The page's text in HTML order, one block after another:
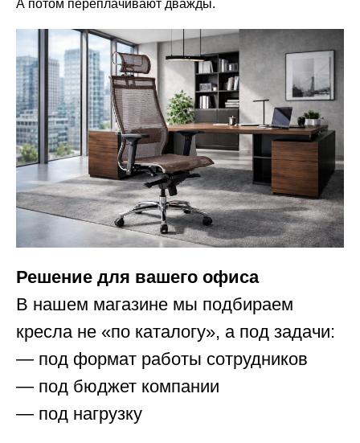
А потом переплачивают дважды.
Решение для вашего офиса
В нашем магазине мы подбираем
кресла не «по каталогу», а под задачи:
— под формат работы сотрудников
— под бюджет компании
— под нагрузку
ПОКУПАТЕЛЯМ
Доставка, сборка и
оплата
Обмен и возврат
Контакты
СВЯЖИТЕСЬ С НАМИ
+7(8172)72-20-53
os-mebel@mail.ru
Новости
Портфолио
ООО «Офис Стиль»
ОГРН 1023500886310